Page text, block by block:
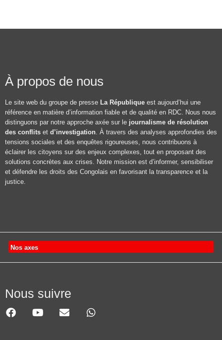
À propos de nous
Le site web du groupe de presse La République est aujourd’hui une
référence en matière d’information fiable et de qualité en RDC. Nous nous
distinguons par notre approche axée sur le journalisme de résolution
des conflits et d’investigation. À travers des analyses approfondies des
tensions sociales et des enquêtes rigoureuses, nous contribuons à
éclairer les citoyens sur des enjeux complexes, tout en proposant des
solutions concrètes aux crises. Notre mission est d’informer, sensibiliser
et défendre les droits des Congolais en favorisant la transparence et la
justice.
Nos axes
Nous suivre